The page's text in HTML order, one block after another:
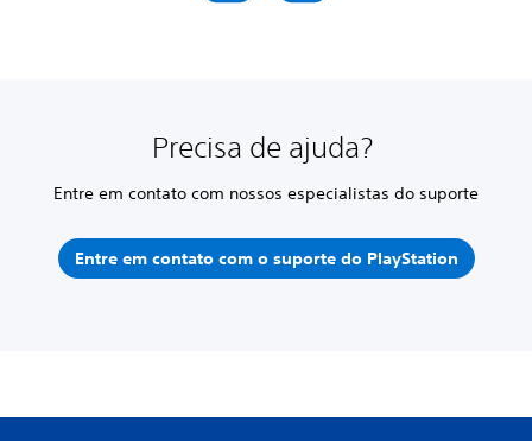
Precisa de ajuda?
Entre em contato com nossos especialistas do suporte
Entre em contato com o suporte do PlayStation